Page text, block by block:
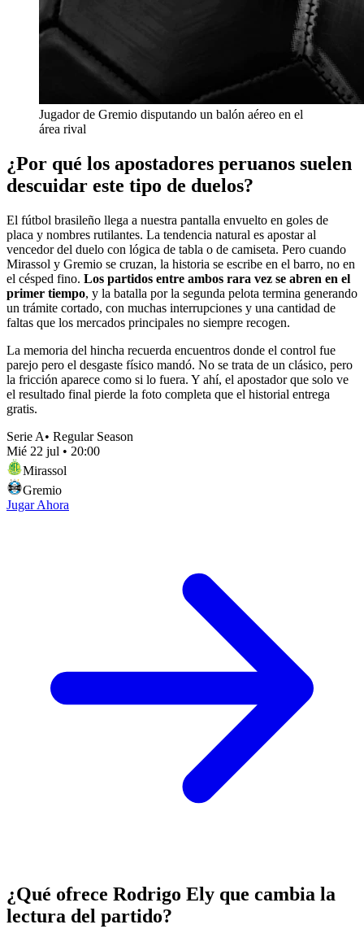
Jugador de Gremio disputando un balón aéreo en el
área rival
¿Por qué los apostadores peruanos suelen
descuidar este tipo de duelos?
El fútbol brasileño llega a nuestra pantalla envuelto en goles de
placa y nombres rutilantes. La tendencia natural es apostar al
vencedor del duelo con lógica de tabla o de camiseta. Pero cuando
Mirassol y Gremio se cruzan, la historia se escribe en el barro, no en
el césped fino. Los partidos entre ambos rara vez se abren en el
primer tiempo, y la batalla por la segunda pelota termina generando
un trámite cortado, con muchas interrupciones y una cantidad de
faltas que los mercados principales no siempre recogen.
La memoria del hincha recuerda encuentros donde el control fue
parejo pero el desgaste físico mandó. No se trata de un clásico, pero
la fricción aparece como si lo fuera. Y ahí, el apostador que solo ve
el resultado final pierde la foto completa que el historial entrega
gratis.
Serie A• Regular Season
Mié 22 jul • 20:00
Mirassol
Gremio
Jugar Ahora
¿Qué ofrece Rodrigo Ely que cambia la
lectura del partido?